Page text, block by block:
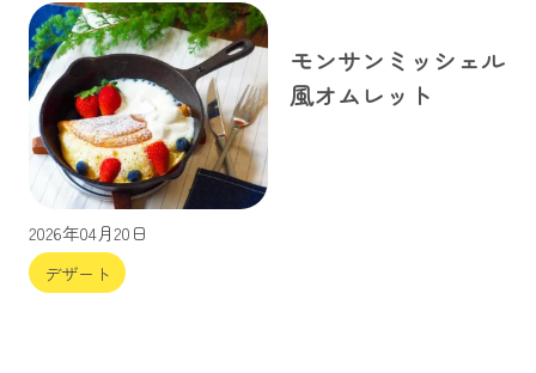
2026年04月20日
デザート
モンサンミッシェル
風オムレット